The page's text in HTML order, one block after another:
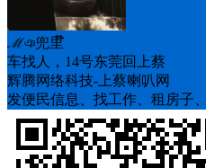
ℳঞ兜里໊
车找人，14号东莞回上蔡
辉腾网络科技-上蔡喇叭网
发便民信息、找工作、租房子